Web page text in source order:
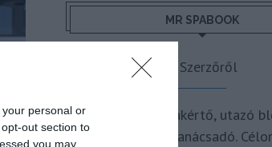
personal or
out section to
you may
MR SPABOOK
A Szerzőről
Turisztikai szakértő, utazó
vendégélmény tanácsadó.